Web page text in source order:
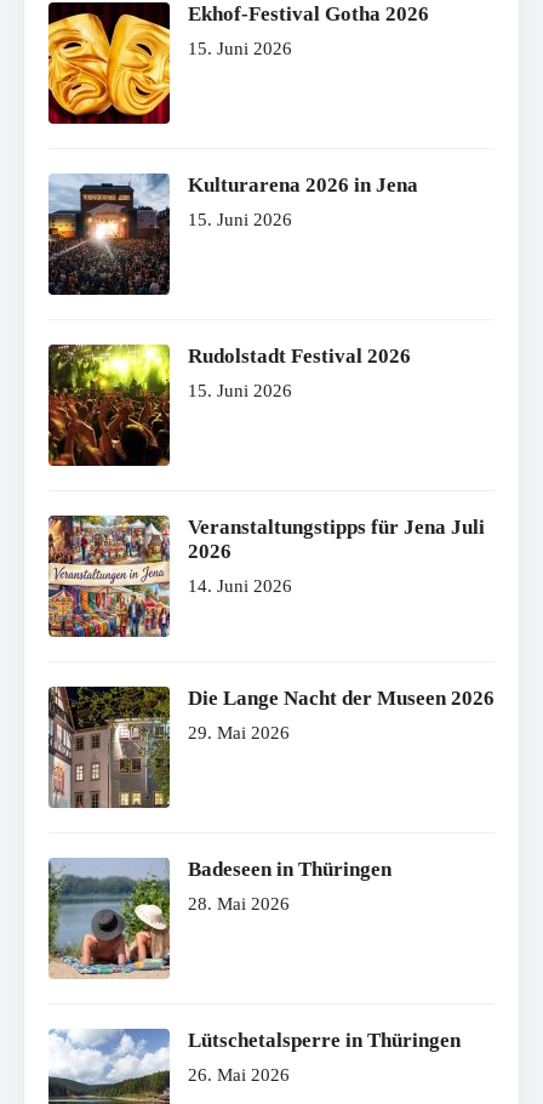
Ekhof-Festival Gotha 2026
15. Juni 2026
Kulturarena 2026 in Jena
15. Juni 2026
Rudolstadt Festival 2026
15. Juni 2026
Veranstaltungstipps für Jena Juli
2026
14. Juni 2026
Die Lange Nacht der Museen 2026
29. Mai 2026
Badeseen in Thüringen
28. Mai 2026
Lütschetalsperre in Thüringen
26. Mai 2026